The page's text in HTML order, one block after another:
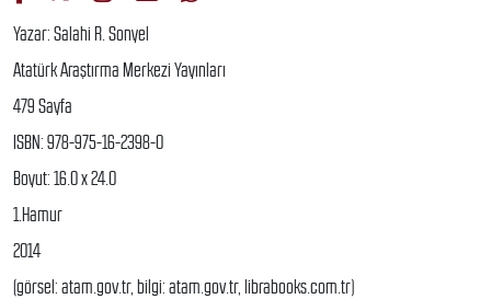
Yazar: Salahi R. Sonyel
Atatürk Araştırma Merkezi Yayınları
479 Sayfa
ISBN: 978-975-16-2398-0
Boyut: 16.0 x 24.0
1.Hamur
2014
(görsel: atam.gov.tr, bilgi: atam.gov.tr, librabooks.com.tr)